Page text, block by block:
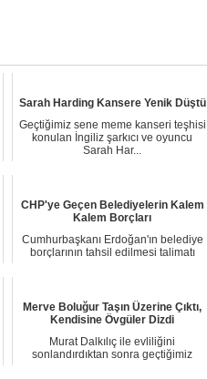
Sarah Harding Kansere Yenik Düştü
Geçtiğimiz sene meme kanseri teşhisi
konulan İngiliz şarkıcı ve oyuncu
Sarah Har...
CHP'ye Geçen Belediyelerin Kalem
Kalem Borçları
Cumhurbaşkanı Erdoğan'ın belediye
borçlarının tahsil edilmesi talimatı
Merve Boluğur Taşın Üzerine Çıktı,
Kendisine Övgüler Dizdi
Murat Dalkılıç ile evliliğini
sonlandırdıktan sonra geçtiğimiz